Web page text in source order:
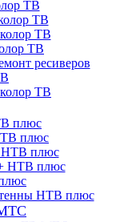
ТВ
ТВ
ТВ
ТВ
ресиверов
ТВ
плюс
плюс
НТВ плюс
НТВ плюс
НТВ плюс